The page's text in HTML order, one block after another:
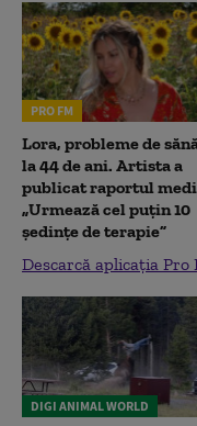
PRO FM
Lora, probleme de
la 44 de ani. Artista a
publicat raportul
„Urmează cel puțin 10
ședințe de terapie”
Descarcă aplicația Pro
DIGI ANIMAL WORLD